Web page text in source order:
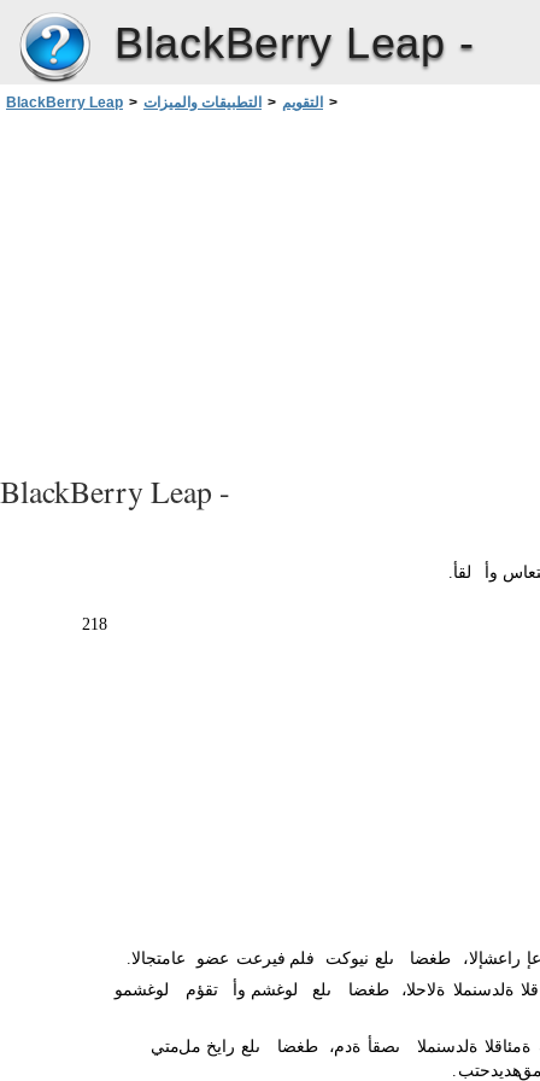
BlackBerry Leap -
BlackBerry Leap > التطبيقات والميزات > التقويم >
BlackBerry Leap -
وأ لقأ.
218
،راعشإلا طغضا ىلع نيوكت فلم فيرعت عضو عامتجالا.
ةلدسنملا ةلاحلا، طغضا ىلع لوغشم وأ تقؤم لوغشمو
ةمئاقلا ةلدسنملا ىصقأ ةدم، طغضا ىلع رايخ .ملمتي
هديدحتب .